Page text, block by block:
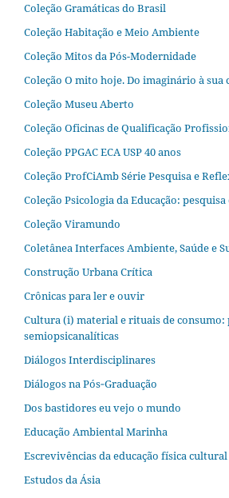
Coleção Gramáticas do Brasil
Coleção Habitação e Meio Ambiente
Coleção Mitos da Pós-Modernidade
Coleção O mito hoje. Do imaginário à sua
Coleção Museu Aberto
Coleção Oficinas de Qualificação
Coleção PPGAC ECA USP 40 anos
Coleção ProfCiAmb Série Pesquisa e
Coleção Psicologia da Educação:
Coleção Viramundo
Coletânea Interfaces Ambiente, Saúde e
Construção Urbana Crítica
Crônicas para ler e ouvir
Cultura (i) material e rituais de consumo:
semiopsicanalíticas
Diálogos Interdisciplinares
Diálogos na Pós‐Graduação
Dos bastidores eu vejo o mundo
Educação Ambiental Marinha
Escrevivências da educação física cultural
Estudos da Ásia​